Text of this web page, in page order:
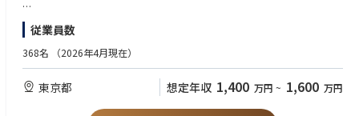
∟営業部門やマーケティング部門と連携し、顧客の声に基づいたマーケッ
トイン型の開発体制の構築
∟開発プロセスの一元化による効率化
■薬事品質保証部との連携に基づいた、品質保証についてのコンプライア
【歓迎要件】
・非能動医療機器の設計、開発経験
・埋込医療機器の設計、開発経験
従業員数
368名 （2026年4月現在）
東京都 想定年収 1,400 万円 ~ 1,600 万円